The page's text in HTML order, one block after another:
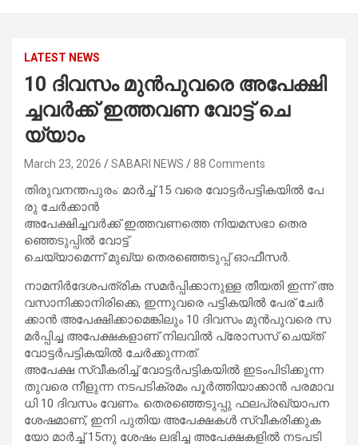
LATEST NEWS
10 ദി​വ​സം മു​ൻ​പുവ​രെ അ​പേ​ക്ഷി​
ച്ച​വ​ർ​ക്ക് ഇ​ത്ത​വ​ണ വോ​ട്ട് ചെ​
യ്യാം
March 23, 2026 SABARI NEWS 88 Comments
തി​​​രു​​​വ​​​ന​​​ന്ത​​​പു​​​രം: മാ​​​ർ​​​ച്ച് 15 വ​​​രെ വോ​​​ട്ട​​​ർ​​പ​​​ട്ടി​​​ക​​​യി​​​ൽ പേ​​​
രു ചേ​​​ർ​​​ക്കാ​​​ൻ
അ​​​പേ​​​ക്ഷി​​​ച്ച​​​വ​​​ർ​​​ക്ക് ഇ​​​ത്ത​​​വ​​​ണ​​​ത്തെ നി​​​യ​​​മ​​​സ​​​ഭാ തെ​​​ര​​​
ഞ്ഞെ​​​ടു​​​പ്പി​​​ൽ വോ​​​ട്ട്
ചെ​​​യ്യാ​​​മെ​​​ന്ന് മു​​​ഖ്യ തെ​​​ര​​​ഞ്ഞെ​​​ടു​​​പ്പ് ഓ​​​ഫീ​​​സ​​​ർ.
നാ​​​മ​​​നി​​​ർ​​​ദേ​​​ശ​​​പ​​​ത്രി​​​ക സ​​​മ​​​ർ​​​പ്പി​​​ക്കാ​​​നു​​​ള്ള തീ​​​യ​​​തി ഇ​​​ന്ന് അ​​​
വ​​​സാ​​​നി​​​ക്കാ​​​നി​​​രി​​​ക്കെ, ഇ​​​ന്നു​​​വ​​​രെ പ​​​ട്ടി​​​ക​​​യി​​​ൽ പേ​​​ര് ചേ​​​ർ​​​
ക്കാ​​​ൻ അ​​​പേ​​​ക്ഷി​​​ക്കാ​​​മെ​​​ങ്കി​​​ലും 10 ദി​​​വ​​​സം മു​​​ൻ​​​പു​​വ​​​രെ സ​​​
മ​​​ർ​​​പ്പി​​​ച്ച അ​​​പേ​​​ക്ഷ​​​ക​​​ളാ​​​ണ് നി​​​ല​​​വി​​​ൽ പ്രോ​​​സ​​​സ് ചെ​​​യ്ത്
വോ​​​ട്ട​​​ർ​​​പ​​​ട്ടി​​​ക​​​യി​​​ൽ ചേ​​​ർ​​​ക്കു​​​ന്ന​​​ത്.
അ​​​പേ​​​ക്ഷ സ്വീ​​​ക​​​രി​​​ച്ച് വോ​​​ട്ട​​​ർ​​​പ​​​ട്ടി​​​ക​​​യി​​​ൽ ഇ​​​ടം​​പി​​​ടി​​​ക്കു​​​ന്ന​​​
തു​​​വ​​​രെ നീ​​​ളു​​​ന്ന ന​​​ട​​​പ​​​ടി​​​ക്ര​​​മം പൂ​​​ർ​​​ത്തി​​​യാ​​​ക്കാ​​​ൻ പ​​​ര​​​മാ​​​വ​​​
ധി 10 ദി​​​വ​​​സം വേ​​​ണം. തെ​​​ര​​​ഞ്ഞെ​​​ടു​​​പ്പു ഫ​​​ല​​​പ്ര​​​ഖ്യാ​​​പ​​​ന
ശേ​​​ഷ​​​മാ​​​ണ്, ഇ​​​നി പു​​​തി​​​യ അ​​​പേ​​​ക്ഷ​​​ക​​​ൾ സ്വീ​​​ക​​​രി​​​ക്കു​​​ക​​​
യോ മാ​​​ർ​​​ച്ച് 15നു ​​​ശേ​​​ഷം ല​​​ഭി​​​ച്ച അ​​​പേ​​​ക്ഷ​​​ക​​​ളി​​​ൽ ന​​​ട​​​പ​​​ടി